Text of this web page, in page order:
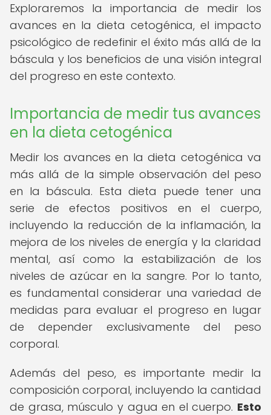
Exploraremos la importancia de medir los
avances en la dieta cetogénica, el impacto
psicológico de redefinir el éxito más allá de la
báscula y los beneficios de una visión integral
del progreso en este contexto.
Importancia de medir tus avances
en la dieta cetogénica
Medir los avances en la dieta cetogénica va
más allá de la simple observación del peso
en la báscula. Esta dieta puede tener una
serie de efectos positivos en el cuerpo,
incluyendo la reducción de la inflamación, la
mejora de los niveles de energía y la claridad
mental, así como la estabilización de los
niveles de azúcar en la sangre. Por lo tanto,
es fundamental considerar una variedad de
medidas para evaluar el progreso en lugar
de depender exclusivamente del peso
corporal.
Además del peso, es importante medir la
composición corporal, incluyendo la cantidad
de grasa, músculo y agua en el cuerpo. Esto